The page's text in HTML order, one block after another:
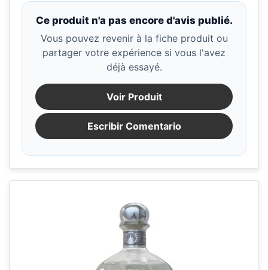
Ce produit n'a pas encore d'avis publié.
Vous pouvez revenir à la fiche produit ou
partager votre expérience si vous l'avez
déjà essayé.
Voir Produit
Escribir Comentario